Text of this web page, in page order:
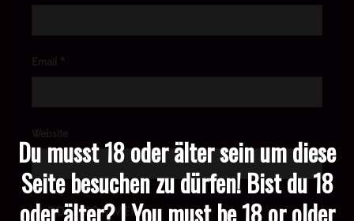
Du musst 18 oder älter sein um diese
Seite besuchen zu dürfen! Bist du 18
oder älter? | You must be 18 or older
Email *
Website